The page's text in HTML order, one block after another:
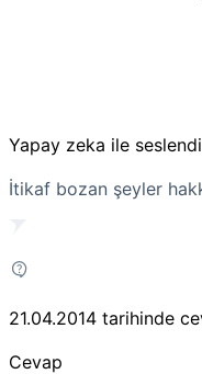
Yapay zeka ile
İtikaf bozan şeyler
21.04.2014 tarihinde
Cevap